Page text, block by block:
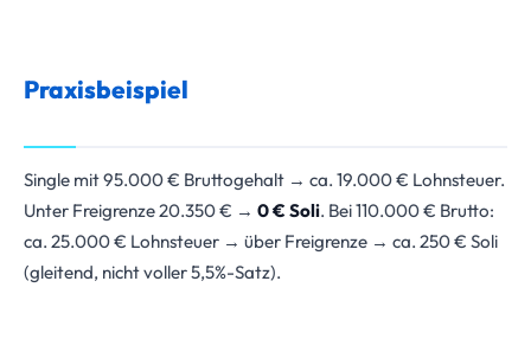
Praxisbeispiel
Single mit 95.000 € Bruttogehalt → ca. 19.000 € Lohnsteuer.
Unter Freigrenze 20.350 € → 0 € Soli. Bei 110.000 € Brutto:
ca. 25.000 € Lohnsteuer → über Freigrenze → ca. 250 € Soli
(gleitend, nicht voller 5,5%-Satz).